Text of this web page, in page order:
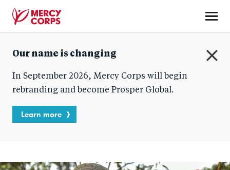
content
Corps
Our name is changing
In September 2026, Mercy Corps will begin
rebranding and become Prosper Global.
Learn more